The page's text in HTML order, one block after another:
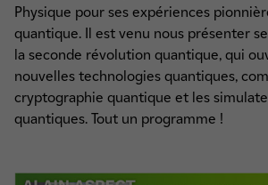
Physique pour ses expériences
quantique. Il est venu nous présenter
la seconde révolution quantique, qui
nouvelles technologies quantiques,
cryptographie quantique et les
quantiques. Tout un programme !